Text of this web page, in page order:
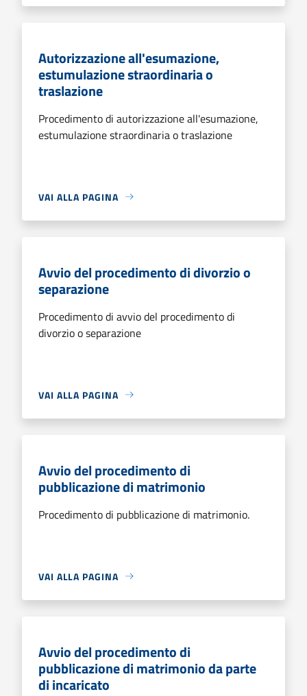
Autorizzazione all'esumazione,
estumulazione straordinaria o
traslazione
Procedimento di autorizzazione all'esumazione,
estumulazione straordinaria o traslazione
VAI ALLA PAGINA
Avvio del procedimento di divorzio o
separazione
Procedimento di avvio del procedimento di
divorzio o separazione
VAI ALLA PAGINA
Avvio del procedimento di
pubblicazione di matrimonio
Procedimento di pubblicazione di matrimonio.
VAI ALLA PAGINA
Avvio del procedimento di
pubblicazione di matrimonio da parte
di incaricato